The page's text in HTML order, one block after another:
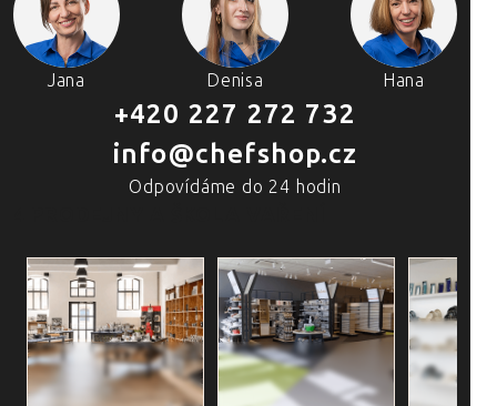
Jana Denisa Hana
+420 227 272 732
info@chefshop.cz
Odpovídáme do 24 hodin